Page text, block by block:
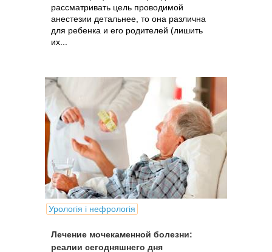
рассматривать цель проводимой
анестезии детальнее, то она различна
для ребенка и его родителей (лишить
их...
Урологія і нефрологія
Лечение мочекаменной болезни:
реалии сегодняшнего дня